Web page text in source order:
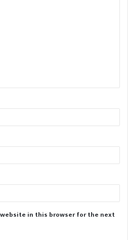
website in this browser for the next